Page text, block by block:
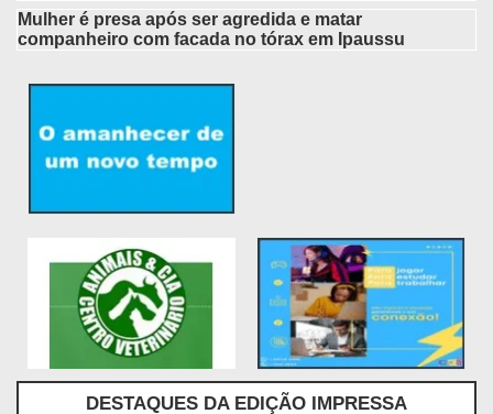
Mulher é presa após ser agredida e matar
companheiro com facada no tórax em Ipaussu
DESTAQUES DA EDIÇÃO IMPRESSA